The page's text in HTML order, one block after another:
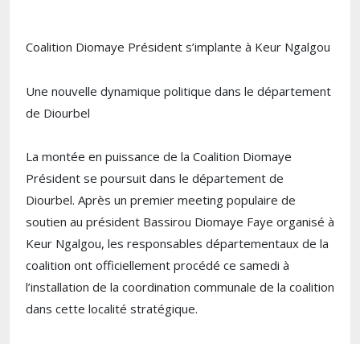
Coalition Diomaye Président s’implante à Keur Ngalgou
Une nouvelle dynamique politique dans le département
de Diourbel
La montée en puissance de la Coalition Diomaye
Président se poursuit dans le département de
Diourbel. Après un premier meeting populaire de
soutien au président Bassirou Diomaye Faye organisé à
Keur Ngalgou, les responsables départementaux de la
coalition ont officiellement procédé ce samedi à
l’installation de la coordination communale de la coalition
dans cette localité stratégique.